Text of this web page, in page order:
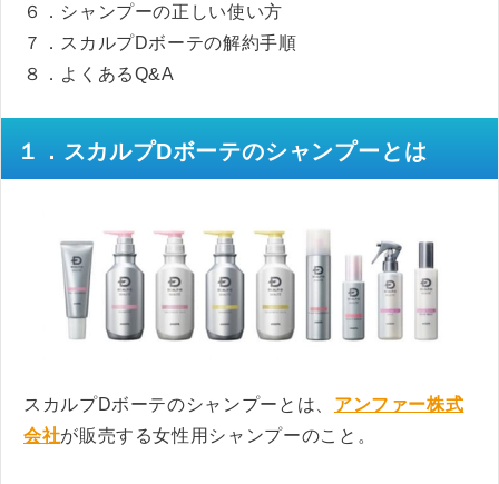
６．シャンプーの正しい使い方
７．スカルプDボーテの解約手順
８．よくあるQ&A
１．スカルプDボーテのシャンプーとは
スカルプDボーテのシャンプーとは、 アンファー株式
会社が販売する女性用シャンプーのこと。